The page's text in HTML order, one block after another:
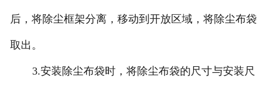
后，将除尘框架分离，移动到开放区域，将除尘布袋
取出。
3.安装除尘布袋时，将除尘布袋的尺寸与安装尺